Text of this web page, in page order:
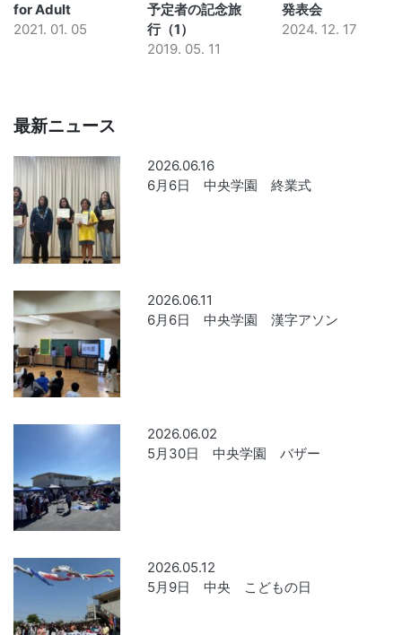
for Adult
2021. 01. 05
予定者の記念旅
行（1）
2019. 05. 11
発表会
2024. 12. 17
最新ニュース
2026.06.16
6月6日 中央学園 終業式
2026.06.11
6月6日 中央学園 漢字アソン
2026.06.02
5月30日 中央学園 バザー
2026.05.12
5月9日 中央 こどもの日